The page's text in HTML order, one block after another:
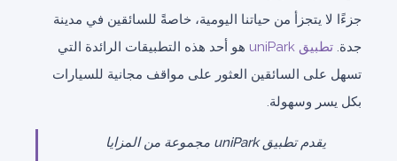
جزءًا لا يتجزأ من حياتنا اليومية، خاصةً للسائقين في مدينة
جدة. تطبيق uniPark
هو أحد هذه التطبيقات الرائدة التي
تسهل على السائقين العثور على مواقف مجانية للسيارات
بكل يسر وسهولة.
يقدم تطبيق uniPark مجموعة من المزايا